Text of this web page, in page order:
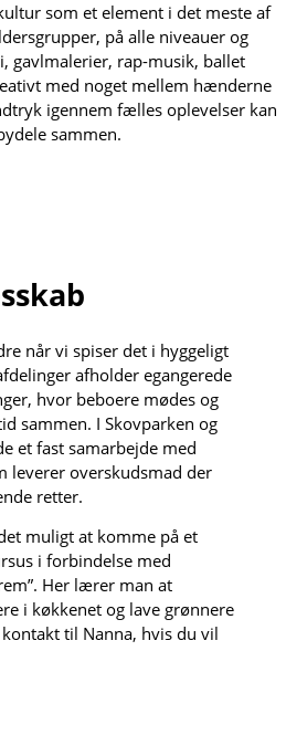
som et element i det meste af
på alle niveauer og
gavlmalerier, rap-musik, ballet
med noget mellem hænderne
igennem fælles oplevelser kan
sammen.
når vi spiser det i hyggeligt
afholder egangerede
hvor beboere mødes og
sammen. I Skovparken og
et fast samarbejde med
leverer overskudsmad der
retter.
muligt at komme på et
i forbindelse med
Her lærer man at
i køkkenet og lave grønnere
til Nanna, hvis du vil